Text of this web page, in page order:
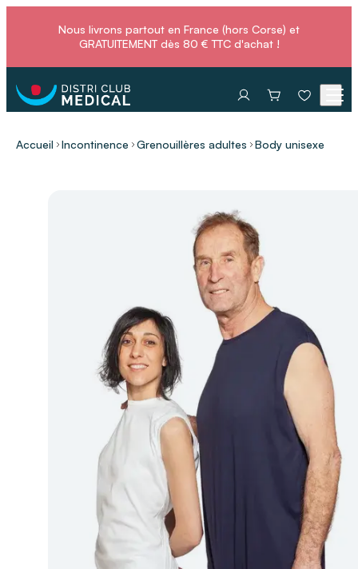
Nous livrons partout en France (hors Corse) et
GRATUITEMENT dès 80 € TTC d'achat !
Accueil Incontinence Grenouillères adultes Body unisexe